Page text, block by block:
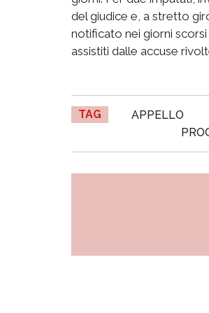
del giudice e, a stretto
notificato nei giorni
assistiti dalle accuse
TAG APPELLO